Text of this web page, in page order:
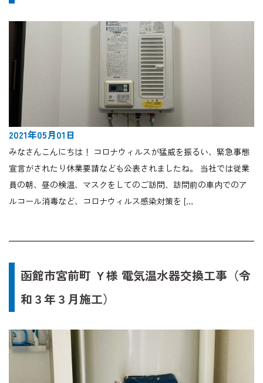
2021年05月01日
みなさんこんにちは！ コロナウィルスが猛威を振るい、緊急事態
宣言がされたり休業要請なども公表されましたね。 当社では従業
員の朝、昼の検温、マスクをしてのご訪問、訪問前の車内でのア
ルコール消毒など、コロナウィルス感染対策を […
函館市宮前町 Ｙ様 電気温水器交換工事（令
和３年３月施工）